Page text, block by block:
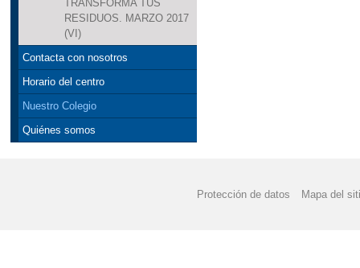
TRANSFORMA TUS
RESIDUOS. MARZO 2017
(VI)
Contacta con nosotros
Horario del centro
Nuestro Colegio
Quiénes somos
Protección de datos Mapa del